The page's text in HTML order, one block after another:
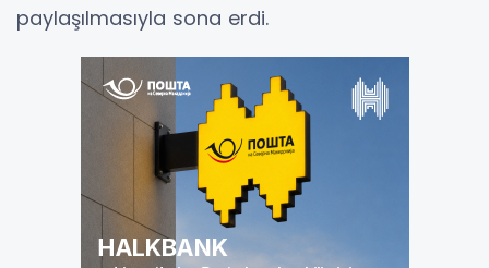
paylaşılmasıyla sona erdi.